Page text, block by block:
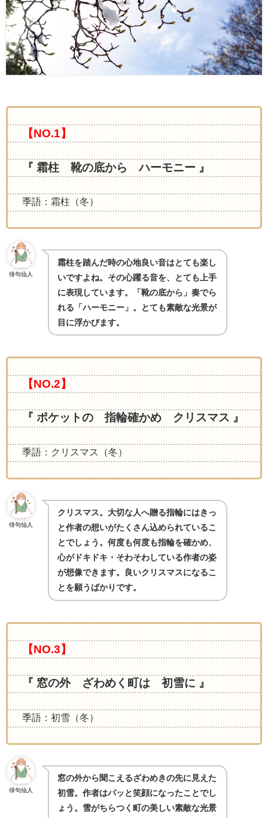
【NO.1】
『 霜柱 靴の底から ハーモニー 』
季語：霜柱（冬）
俳句仙人
霜柱を踏んだ時の心地良い音はとても楽し
いですよね。その心躍る音を、とても上手
に表現しています。「靴の底から」奏でら
れる「ハーモニー」。とても素敵な光景が
目に浮かびます。
【NO.2】
『 ポケットの 指輪確かめ クリスマス 』
季語：クリスマス（冬）
俳句仙人
クリスマス。大切な人へ贈る指輪にはきっ
と作者の想いがたくさん込められているこ
とでしょう。何度も何度も指輪を確かめ、
心がドキドキ・そわそわしている作者の姿
が想像できます。良いクリスマスになるこ
とを願うばかりです。
【NO.3】
『 窓の外 ざわめく町は 初雪に 』
季語：初雪（冬）
俳句仙人
窓の外から聞こえるざわめきの先に見えた
初雪。作者はパッと笑顔になったことでし
ょう。雪がちらつく町の美しい素敵な光景